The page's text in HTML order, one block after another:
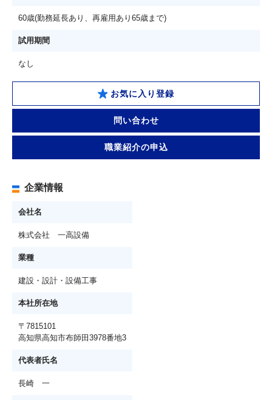
60歳(勤務延長あり、再雇用あり65歳まで)
試用期間
なし
お気に入り登録
問い合わせ
職業紹介の申込
企業情報
会社名
株式会社 一高設備
業種
建設・設計・設備工事
本社所在地
〒7815101
高知県高知市布師田3978番地3
代表者氏名
長崎 一